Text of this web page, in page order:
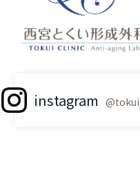
instagram